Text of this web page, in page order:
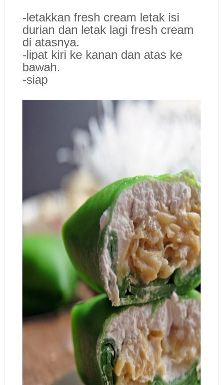
-letakkan fresh cream letak isi
durian dan letak lagi fresh cream
di atasnya.
-lipat kiri ke kanan dan atas ke
bawah.
-siap